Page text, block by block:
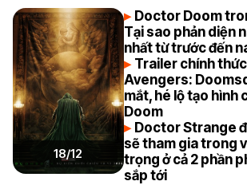
18/12
Doctor Doom
Tại sao phản diện
nhất từ trước đến
Trailer chính
Avengers:
mắt, hé lộ tạo hình
Doom
Doctor Strange
sẽ tham gia trong
trọng ở cả 2 phần
sắp tới